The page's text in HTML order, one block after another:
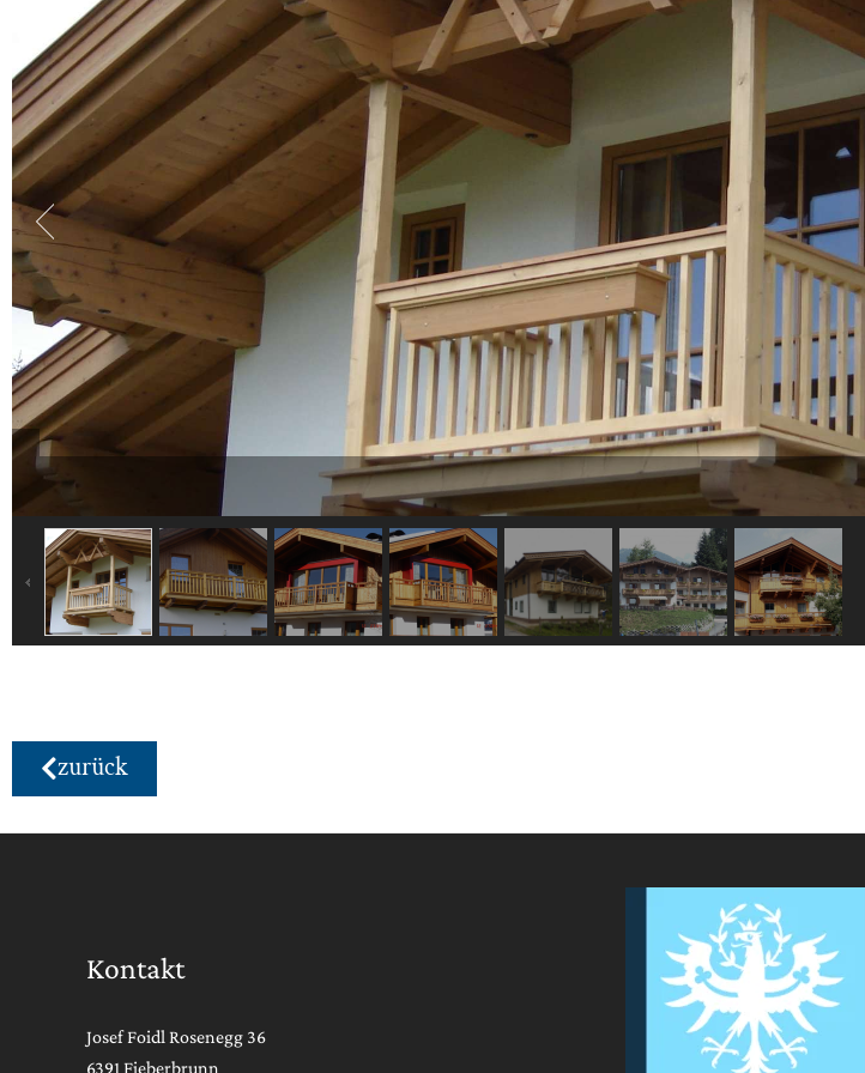
zurück
Kontakt
Josef Foidl Rosenegg 36
6391 Fieberbrunn